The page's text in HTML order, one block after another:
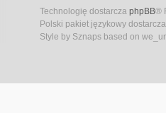
Technologię dostarcza phpBB®
Polski pakiet językowy dostarcza
Style by Sznaps based on